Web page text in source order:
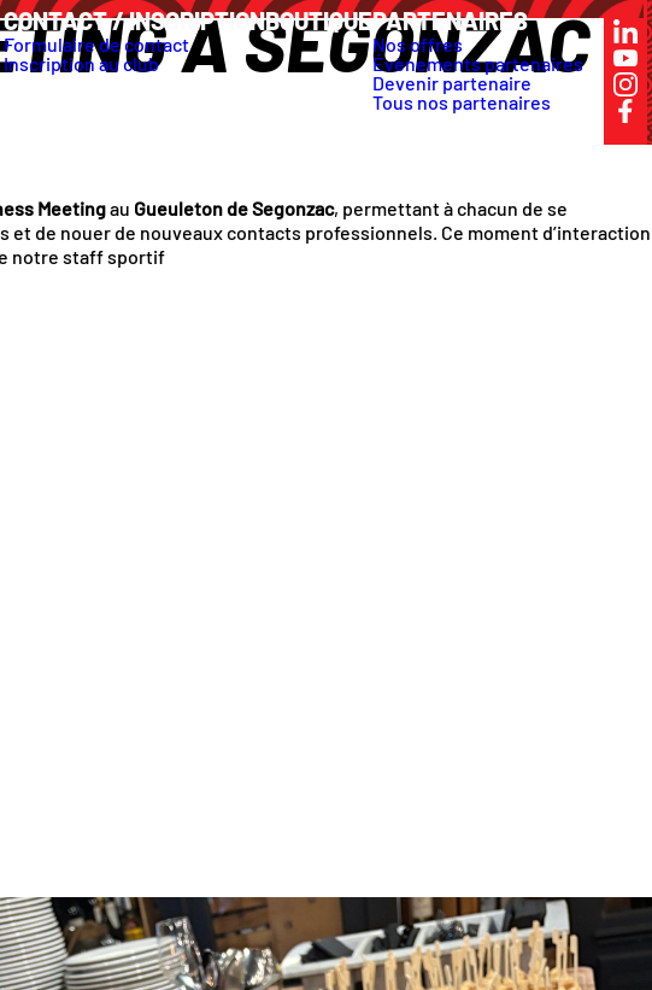
CONTACT / INSCRIPTION
Formulaire de contact
Inscription au club
BOUTIQUEPARTENAIRES
Nos offres
Évènements partenaires
Devenir partenaire
Tous nos partenaires
À SEGONZAC
Meetingau Gueuleton de Segonzac, permettant à chacun de se
et de nouer de nouveaux contacts professionnels. Ce moment d’interaction
notre staff sportif